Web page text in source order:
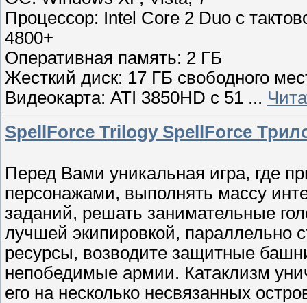
Процессор: Intel Core 2 Duo с
4800+
Оперативная память: 2 ГБ
Жесткий диск: 17 ГБ свободного
Видеокарта: ATI 3850HD с 51 ...
SpellForce Trilogy SpellForce
Перед Вами уникальная игра, где
персонажами, выполнять массу
заданий, решать занимательные
лучшей экипировкой, параллельно
ресурсы, возводите защитные
непобедимые армии. Катаклизм
его на несколько несвязанных